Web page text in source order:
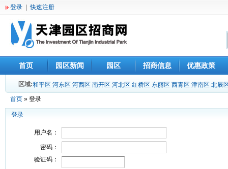
登录 |快速注册
首页 园区新闻 园区 招商信息 优惠政策
区域:和平区 河东区 河西区 南开区 河北区 红桥区 东丽区 西青区 津南区 北辰
首页 » 登录
登录
用户名：
密码：
验证码：